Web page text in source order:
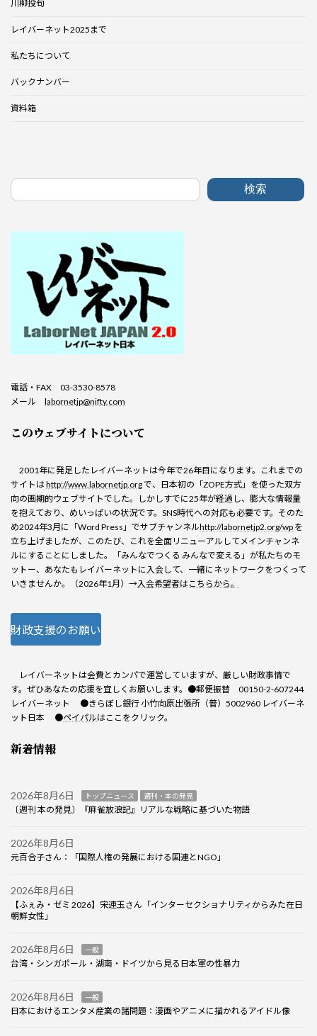
川柳投句
レイバーネット2025まで
私たちについて
バックナンバー
資料箱
検索
電話・FAX 03-3530-8578
メール labornetjp@nifty.com
このウェブサイトについて
2001年に発足したレイバーネットは今年で26年目になります。これまでの
サイトはhttp://www.labornetjp.orgで、日本初の「ZOPE方式」を使った双方
向の画期的ウェブサイトでした。しかしすでに25年が経過し、膨大な情報量
を抱えており、めいっぱいの状況です。SNS時代への対応も必要です。そのた
め2024年3月に「Word Press」でサブチャンネルhttp://labornetjp2.org/wp を
立ち上げましたが、このたび、これを全面リニューアルしてメインチャンネ
ルにすることにしました。「みんなでつくる みんなで変える」が私たちのモ
ットー、あなたもレイバーネットに入会して、一緒にネットワークをつくって
いきませんか。（2026年1月）→入会希望者はこちらから。
財政支援のお願い
レイバーネットは会費とカンパで運営していますが、厳しい財政事情で
す。ぜひあなたの応援を宜しくお願いします。●郵便振替 00150-2-607244
レイバーネット ●きらぼし銀行 小竹向原出張所（普）5002960 レイバーネ
ット日本 ●ペイパルはここをクリック。
新着情報
2026年8月6日 トップニュース 週刊・本の発見
〔週刊 本の発見〕『麻雀放浪記』リアルな戦略に基づいた物語
2026年8月6日
元百合子さん：「国際人権の発展における国連とNGO」
2026年8月6日
【ふぇみ・ゼミ 2026】宋連玉さん「インターセクショナリティからみた在日
朝鮮女性」
2026年8月6日 一般
台湾・シンガポール・湖南・ドイツから見る日本軍の性暴力
2026年8月6日 一般
日本におけるエンタメ産業の諸問題：漫画やアニメに描かれるアイドル像